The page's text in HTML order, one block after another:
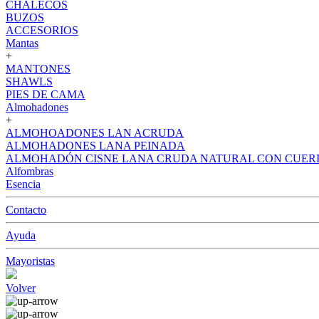
CHALECOS
BUZOS
ACCESORIOS
Mantas
+
MANTONES
SHAWLS
PIES DE CAMA
Almohadones
+
ALMOHOADONES LAN ACRUDA
ALMOHADONES LANA PEINADA
ALMOHADÓN CISNE LANA CRUDA NATURAL CON
Alfombras
Esencia
Contacto
Ayuda
Mayoristas
Volver